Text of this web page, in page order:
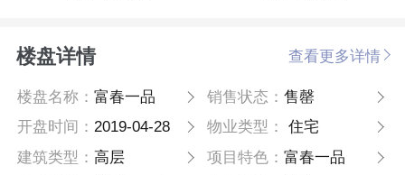
楼盘详情 查看更多详情
楼盘名称：富春一品 销售状态： 售罄
开盘时间：2019-04-28 物业类型：
住宅
建筑类型：高层 项目特色： 富春一品